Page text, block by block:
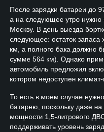
После зарядки батареи до
а на следующее утро нужно
Москву. В день выезда
следующее: остаток запаса
км, а полного бака должно
сумме 564 км). Однако
автомобиль предложил
котором недоступен
То есть в моем случае
батарею, поскольку даже
мощности 1,5-литрового
поддерживать уровень